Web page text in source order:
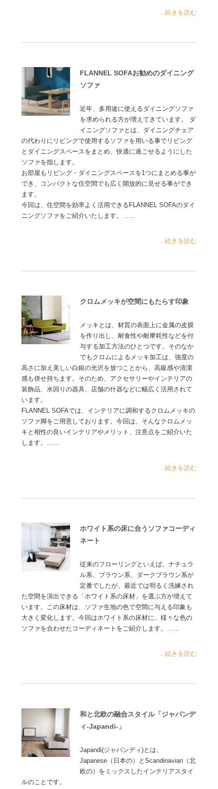
...続きを読む
FLANNEL SOFAお勧めのダイニング
ソファ
近年、多用途に使えるダイニングソファ
を求められる方が増えてきています。 ダ
イニングソファとは、ダイニングチェア
の代わりにリビングで使用するソファを用いる事でリビング
とダイニングスペースをまとめ、快適に過ごせるようにした
ソファを指します。
お部屋もリビング・ダイニングスペースを1つにまとめる事が
でき、コンパクトな住空間でも広く開放的に見せる事ができ
ます。
今回は、住空間を効率よく活用できるFLANNEL SOFAのダイ
ニングソファをご紹介いたします。……
...続きを読む
クロムメッキが空間にもたらす印象
メッキとは、材質の表面上に金属の皮膜
を作り出し、耐食性や耐摩耗性などを付
与する加工方法のひとつです。そのなか
でもクロムによるメッキ加工は、強度の
高さに加え美しい白銀の光沢を放つことから、高級感や清潔
感も併せ持ちます。そのため、アクセサリーやインテリアの
装飾品、水回りの器具、店舗の什器などに幅広く活用されて
います。
FLANNEL SOFAでは、インテリアに調和するクロムメッキの
ソファ脚をご用意しております。今回は、そんなクロムメッ
キと相性の良いインテリアやメリット、注意点をご紹介いた
します。……
...続きを読む
ホワイト系の床に合うソファコーディ
ネート
従来のフローリングといえば、ナチュラ
ル系、ブラウン系、ダークブラウン系が
定番でしたが、最近では明るく洗練され
た空間を演出できる「ホワイト系の床材」を選ぶ方が増えて
います。この床材は、ソファ生地の色で空間に与える印象も
大きく変化します。今回はホワイト系の床材に、様々な色の
ソファを合わせたコーディネートをご紹介します。……
...続きを読む
和と北欧の融合スタイル「ジャパンデ
ィ-Japandi-」
Japandi(ジャパンディ)とは、
Japanese（日本の）とScandinavian（北
欧の）をミックスしたインテリアスタイ
ルのことです。